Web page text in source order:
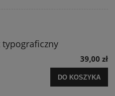
typograficzny
39,00 zł
DO KOSZYKA